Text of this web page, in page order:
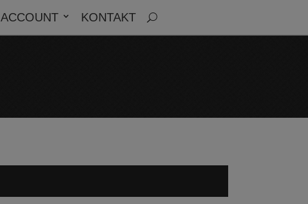
ACCOUNT KONTAKT